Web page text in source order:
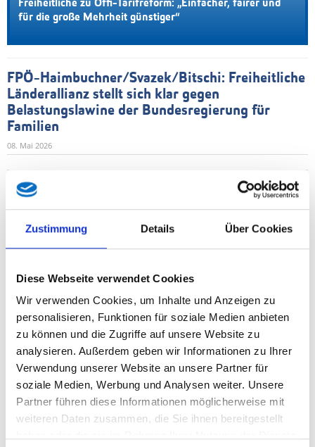
Zustimmung Details Über Cookies
Diese Webseite verwendet Cookies
Wir verwenden Cookies, um Inhalte und Anzeigen zu
personalisieren, Funktionen für soziale Medien anbieten
zu können und die Zugriffe auf unsere Website zu
analysieren. Außerdem geben wir Informationen zu Ihrer
Verwendung unserer Website an unsere Partner für
soziale Medien, Werbung und Analysen weiter. Unsere
Partner führen diese Informationen möglicherweise mit
weiteren Daten zusammen, die Sie ihnen bereitgestellt
Freiheitliche zu Öffi-Tarifreform: „Einfacher, fairer und
für die große Mehrheit günstiger“
FPÖ-Haimbuchner/Svazek/Bitschi: Freiheitliche
Länderallianz stellt sich klar gegen
Belastungslawine der Bundesregierung für
Familien
08. Mai 2026
(Linz/Salzburg/Bregenz) - „Familien sind die Keimzelle der
Gesellschaft und verdienen als solche die verlässliche
FPÖ-Initiative für mehr Verbindlichkeit bei
Sprachförderung
Regierungsfraktionen FPÖ und VP wollen Eltern stärker in die
Pflicht nehmen und Konsequenzen bei fehlender
Mitwirkungspflicht verschärfen
FPÖ-Klien: „Landtag fordert die Sanierung und
Modernisierung der Justizanstalt Feldkirch“